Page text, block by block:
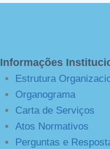
Informações
Estrutura
Organograma
Carta de Serviços
Atos Normativos
Perguntas e